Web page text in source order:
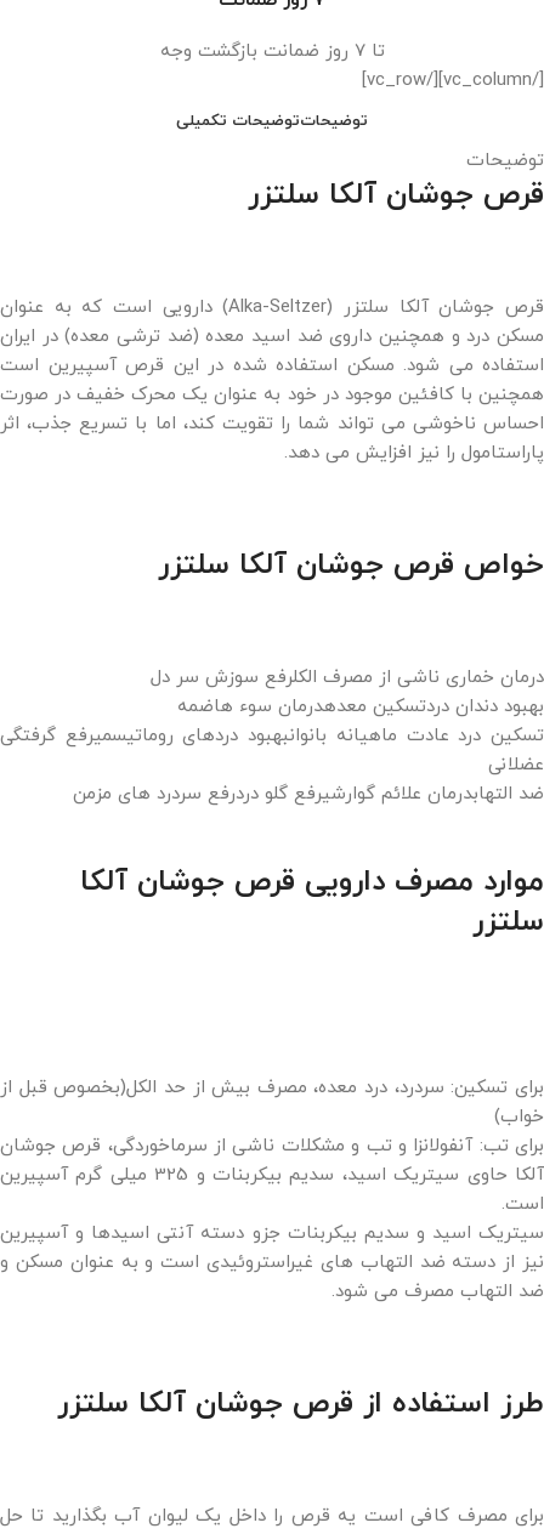
تا 7 روز ضمانت بازگشت وجه
[/vc_column][/vc_row]
توضیحاتتوضیحات تکمیلی
توضیحات
قرص جوشان آلکا سلتزر
قرص جوشان آلکا سلتزر (Alka-Seltzer) دارویی است که به عنوان
مسکن درد و همچنین داروی ضد اسید معده (ضد ترشی معده) در ایران
استفاده می شود. مسکن استفاده شده در این قرص آسپیرین است
همچنین با کافئین موجود در خود به عنوان یک محرک خفیف در صورت
احساس ناخوشی می تواند شما را تقویت کند، اما با تسریع جذب، اثر
پاراستامول را نیز افزایش می دهد.
خواص قرص جوشان آلکا سلتزر
درمان خماری ناشی از مصرف الکلرفع سوزش سر دل
بهبود دندان دردتسکین معدهدرمان سوء هاضمه
تسکین درد عادت ماهیانه بانوانبهبود دردهای روماتیسمیرفع گرفتگی
عضلانی
ضد التهابدرمان علائم گوارشیرفع گلو دردرفع سردرد های مزمن
موارد مصرف دارویی قرص جوشان آلکا
سلتزر
برای تسکین: سردرد، درد معده، مصرف بیش از حد الکل(بخصوص قبل از
خواب)
برای تب: آنفولانزا و تب و مشکلات ناشی از سرماخوردگی، قرص جوشان
آلکا حاوی سیتریک اسید، سدیم بیکربنات و 325 میلی گرم آسپیرین
است.
سیتریک اسید و سدیم بیکربنات جزو دسته آنتی اسیدها و آسپیرین
نیز از دسته ضد التهاب های غیراستروئیدی است و به عنوان مسکن و
ضد التهاب مصرف می شود.
طرز استفاده از قرص جوشان آلکا سلتزر
برای مصرف کافی است یه قرص را داخل یک لیوان آب بگذارید تا حل